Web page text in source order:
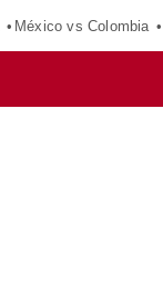
México vs Colombia